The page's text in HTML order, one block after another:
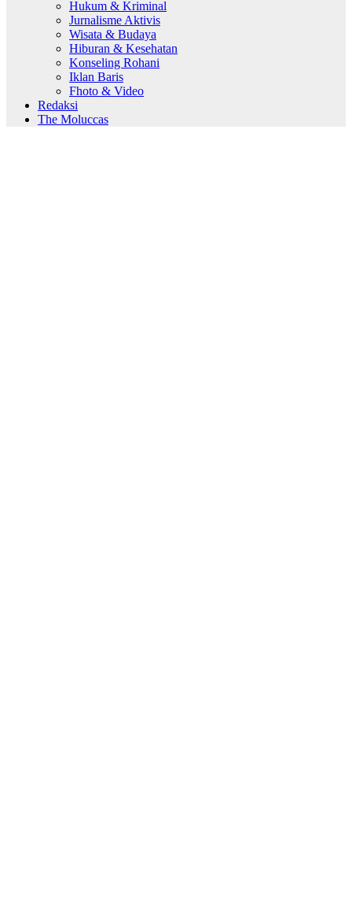
Hukum & Kriminal
Jurnalisme Aktivis
Wisata & Budaya
Hiburan & Kesehatan
Konseling Rohani
Iklan Baris
Fhoto & Video
Redaksi
The Moluccas